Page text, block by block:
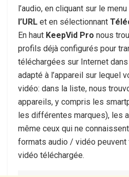
l’audio, en cliquant sur le
l’URL et en sélectionnant
En haut KeepVid Pro nous
profils déjà configurés pour
téléchargées sur Internet
adapté à l’appareil sur lequel
vidéo: dans la liste, nous
appareils, y compris les
les différentes marques), les
même ceux qui ne
formats audio / vidéo
vidéo téléchargée.